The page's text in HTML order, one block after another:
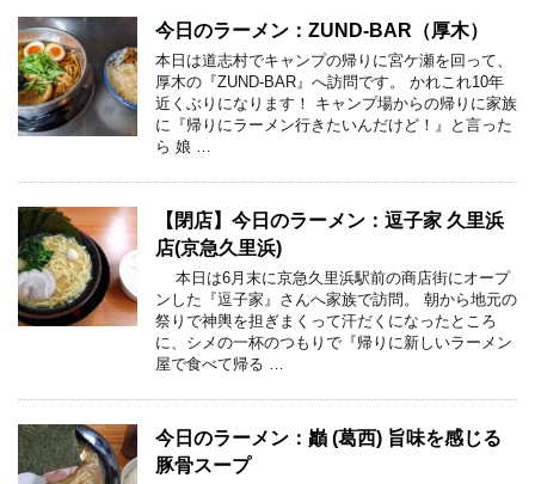
今日のラーメン：ZUND-BAR（厚木）
本日は道志村でキャンプの帰りに宮ケ瀬を回って、
厚木の『ZUND-BAR』へ訪問です。 かれこれ10年
近くぶりになります！ キャンプ場からの帰りに家族
に『帰りにラーメン行きたいんだけど！』と言った
ら 娘 …
【閉店】今日のラーメン：逗子家 久里浜
店(京急久里浜)
本日は6月末に京急久里浜駅前の商店街にオープ
ンした『逗子家』さんへ家族で訪問。 朝から地元の
祭りで神輿を担ぎまくって汗だくになったところ
に、シメの一杯のつもりで『帰りに新しいラーメン
屋で食べて帰る …
今日のラーメン：巓 (葛西) 旨味を感じる
豚骨スープ